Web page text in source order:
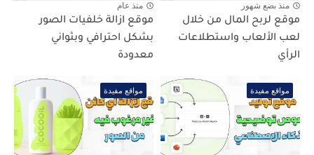
منذ بضع شهور
موقع لربح المال من خلال
لعب الألعاب واستطلاعات
الرأي
منذ عام
موقع ازالة خلفيات الصور
بشكل احترافي وبثواني
معدودة
مواقع مفيدة مواقع مفيدة